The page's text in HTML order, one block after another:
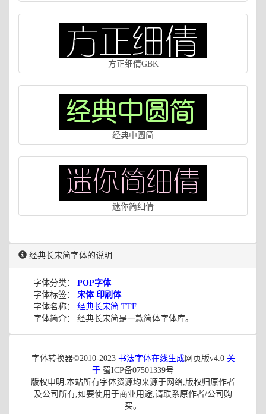
方正细倩GBK
经典中圆简
迷你简细倩
经典长宋简字体的说明
字体分类： POP字体
字体标签： 宋体 印刷体
字体名称： 经典长宋简.TTF
字体简介： 经典长宋简是一款简体字体库。
字体转换器©2010-2023 书法字体在线生成网页版v4.0 关
于 蜀ICP备07501339号
版权申明:本站所有字体资源均来源于网络,版权归原作者
及公司所有,如要使用于商业用途,请联系原作者/公司购
买。